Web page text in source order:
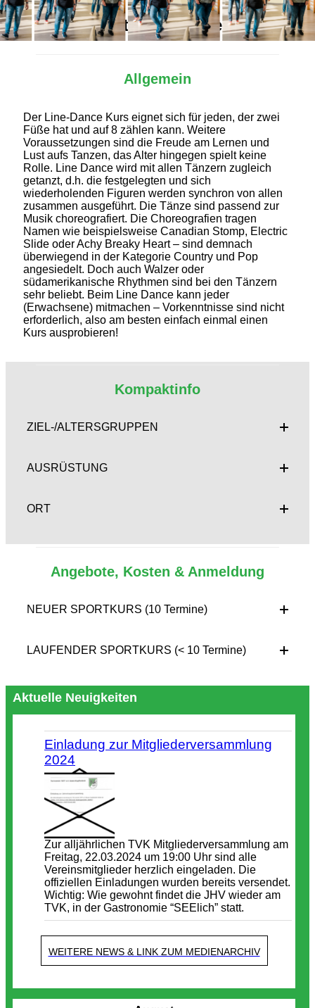
Alles Wichtige auf einen Blick
Allgemein
Der Line-Dance Kurs eignet sich für jeden, der zwei
Füße hat und auf 8 zählen kann. Weitere
Voraussetzungen sind die Freude am Lernen und
Lust aufs Tanzen, das Alter hingegen spielt keine
Rolle. Line Dance wird mit allen Tänzern zugleich
getanzt, d.h. die festgelegten und sich
wiederholenden Figuren werden synchron von allen
zusammen ausgeführt. Die Tänze sind passend zur
Musik choreografiert. Die Choreografien tragen
Namen wie beispielsweise Canadian Stomp, Electric
Slide oder Achy Breaky Heart – sind demnach
überwiegend in der Kategorie Country und Pop
angesiedelt. Doch auch Walzer oder
südamerikanische Rhythmen sind bei den Tänzern
sehr beliebt. Beim Line Dance kann jeder
(Erwachsene) mitmachen – Vorkenntnisse sind nicht
erforderlich, also am besten einfach einmal einen
Kurs ausprobieren!
Kompaktinfo
ZIEL-/ALTERSGRUPPEN
AUSRÜSTUNG
ORT
Angebote, Kosten & Anmeldung
NEUER SPORTKURS (10 Termine)
LAUFENDER SPORTKURS (< 10 Termine)
Aktuelle Neuigkeiten
Einladung zur Mitgliederversammlung
2024
Zur alljährlichen TVK Mitgliederversammlung am
Freitag, 22.03.2024 um 19:00 Uhr sind alle
Vereinsmitglieder herzlich eingeladen. Die
offiziellen Einladungen wurden bereits versendet.
Wichtig: Wie gewohnt findet die JHV wieder am
TVK, in der Gastronomie “SEElich” statt.
WEITERE NEWS & LINK ZUM MEDIENARCHIV